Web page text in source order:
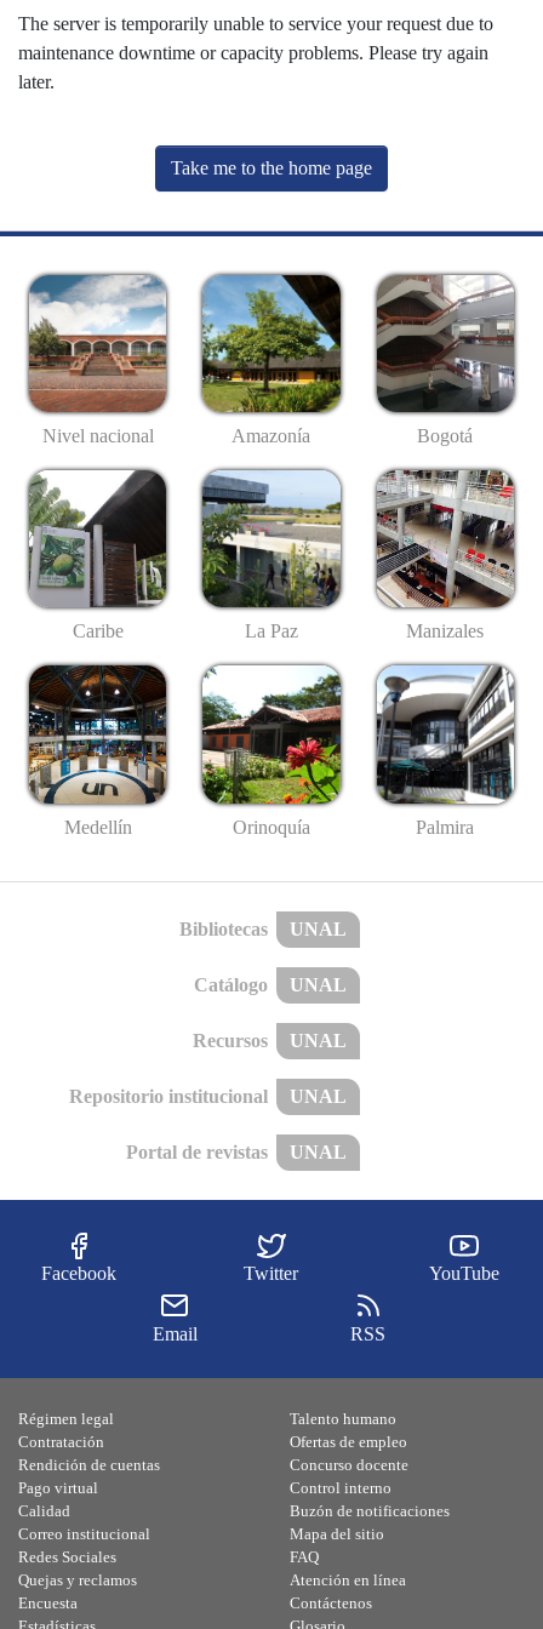
The server is temporarily unable to service your request due to
maintenance downtime or capacity problems. Please try again
later.
Take me to the home page
Nivel nacional Amazonía Bogotá
Caribe La Paz Manizales
Medellín Orinoquía Palmira
Bibliotecas UNAL
Catálogo UNAL
Recursos UNAL
Repositorio institucional UNAL
Portal de revistas UNAL
Facebook Twitter YouTube
Email RSS
Régimen legal
Contratación
Rendición de cuentas
Pago virtual
Calidad
Talento humano
Ofertas de empleo
Concurso docente
Control interno
Buzón de notificaciones
Correo institucional
Redes Sociales
Quejas y reclamos
Encuesta
Mapa del sitio
FAQ
Atención en línea
Contáctenos